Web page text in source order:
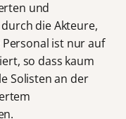
und
die Akteure,
ist nur auf
so dass kaum
Solisten an der